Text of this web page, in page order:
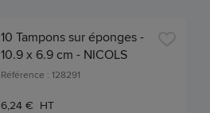
10 Tampons sur éponges -
10.9 x 6.9 cm - NICOLS
Référence : 128291
6,24 € HT